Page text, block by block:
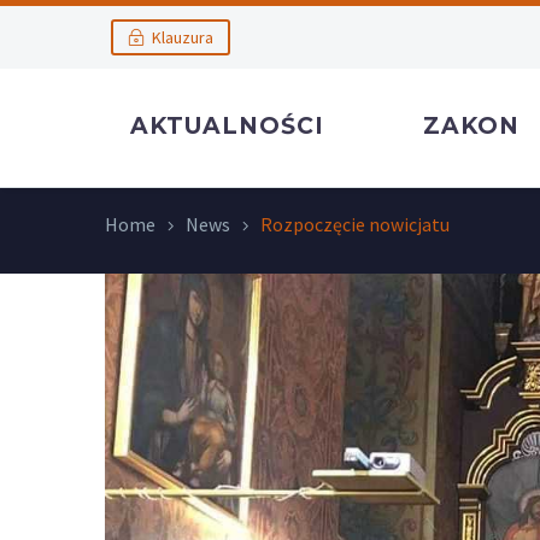
Klauzura
AKTUALNOŚCI ZAKON
Home News Rozpoczęcie nowicjatu